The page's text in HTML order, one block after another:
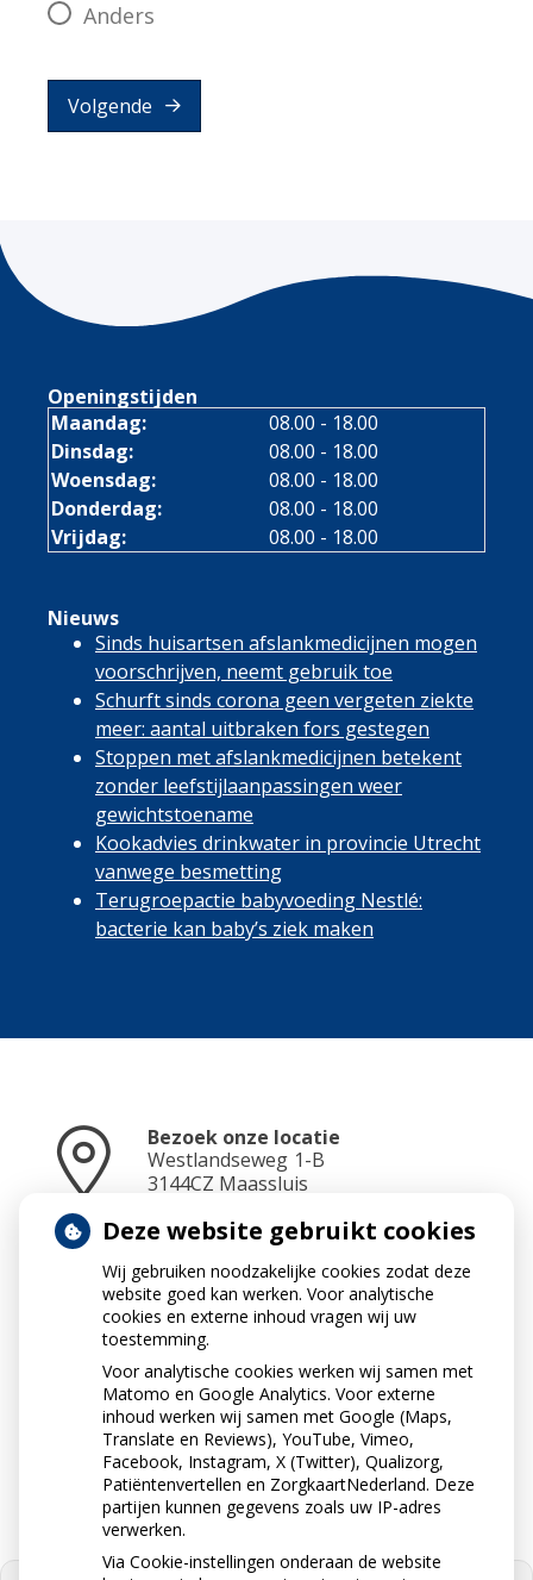
Anders
Volgende
Openingstijden
Maandag:
08.00 - 18.00
Dinsdag:
08.00 - 18.00
Woensdag:
08.00 - 18.00
Donderdag:
08.00 - 18.00
Vrijdag:
08.00 - 18.00
Nieuws
Sinds huisartsen afslankmedicijnen mogen
voorschrijven, neemt gebruik toe
Schurft sinds corona geen vergeten ziekte
meer: aantal uitbraken fors gestegen
Stoppen met afslankmedicijnen betekent
zonder leefstijlaanpassingen weer
gewichtstoename
Kookadvies drinkwater in provincie Utrecht
vanwege besmetting
Terugroepactie babyvoeding Nestlé:
bacterie kan baby’s ziek maken
Bezoek onze locatie
Westlandseweg 1-B
3144CZ Maassluis
Neem contact op
010-5912234
Stuur ons een e-mail
info@apotheekdejonge.nl
Deze website gebruikt cookies
Wij gebruiken noodzakelijke cookies zodat deze
website goed kan werken. Voor analytische
cookies en externe inhoud vragen wij uw
toestemming.
Voor analytische cookies werken wij samen met
Matomo en Google Analytics. Voor externe
inhoud werken wij samen met Google (Maps,
Translate en Reviews), YouTube, Vimeo,
Facebook, Instagram, X (Twitter), Qualizorg,
Patiëntenvertellen en ZorgkaartNederland. Deze
partijen kunnen gegevens zoals uw IP-adres
verwerken.
Via Cookie-instellingen onderaan de website